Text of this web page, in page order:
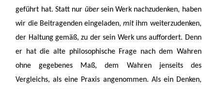
geführt hat. Statt nur übersein Werk nachzudenken, haben
wir die Beitragenden eingeladen,mitihm weiterzudenken,
der Haltung gemäß, zu der sein Werk uns auffordert. Denn
er hat die alte philosophische Frage nach dem Wahren
ohne gegebenes Maß, dem Wahren jenseits des
Vergleichs, als eine Praxis angenommen. Als ein Denken,